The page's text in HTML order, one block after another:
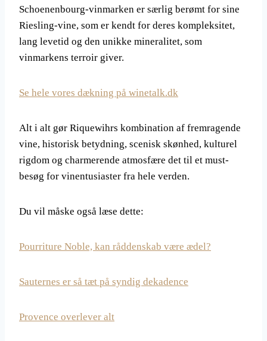
Schoenenbourg-vinmarken er særlig berømt for sine
Riesling-vine, som er kendt for deres kompleksitet,
lang levetid og den unikke mineralitet, som
vinmarkens terroir giver.
Se hele vores dækning på winetalk.dk
Alt i alt gør Riquewihrs kombination af fremragende
vine, historisk betydning, scenisk skønhed, kulturel
rigdom og charmerende atmosfære det til et must-
besøg for vinentusiaster fra hele verden.
Du vil måske også læse dette:
Pourriture Noble, kan råddenskab være ædel?
Sauternes er så tæt på syndig dekadence
Provence overlever alt